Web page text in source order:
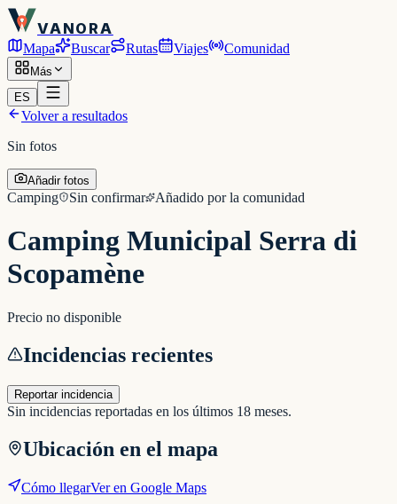
VANORA
Mapa Buscar Rutas Viajes Comunidad
Más
ES
Volver a resultados
Sin fotos
Añadir fotos
Camping Sin confirmar Añadido por la comunidad
Camping Municipal Serra di
Scopamène
Precio no disponible
Incidencias recientes
Reportar incidencia
Sin incidencias reportadas en los últimos 18 meses.
Ubicación en el mapa
Cómo llegarVer en Google Maps